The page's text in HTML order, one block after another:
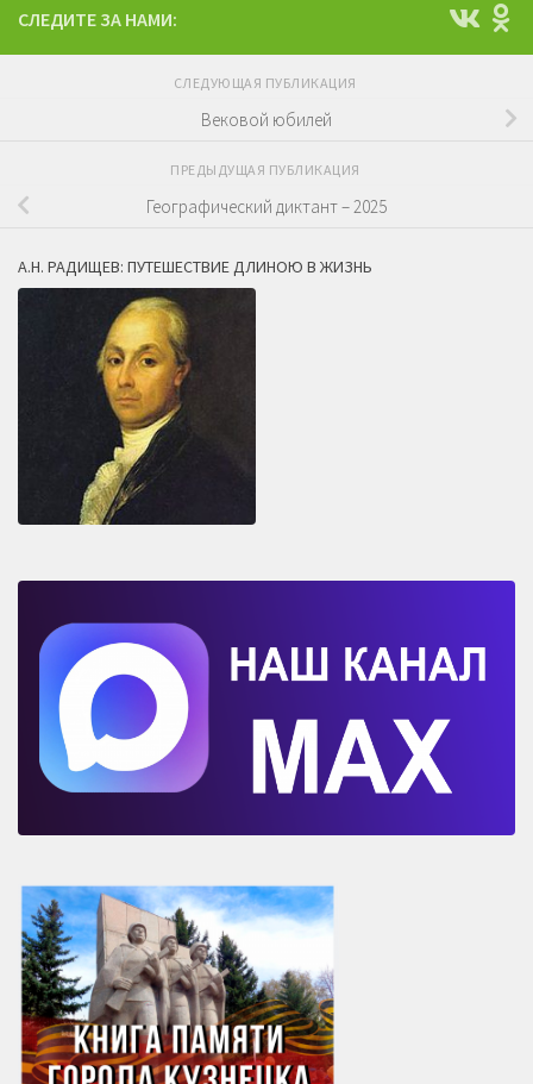
СЛЕДИТЕ ЗА НАМИ:
СЛЕДУЮЩАЯ ПУБЛИКАЦИЯ
Вековой юбилей
ПРЕДЫДУЩАЯ ПУБЛИКАЦИЯ
Географический диктант – 2025
А.Н. РАДИЩЕВ: ПУТЕШЕСТВИЕ ДЛИНОЮ В ЖИЗНЬ